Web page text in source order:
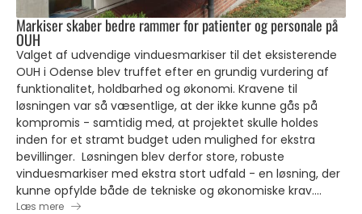
Markiser skaber bedre rammer for patienter og personale på
OUH
Valget af udvendige vinduesmarkiser til det eksisterende
OUH i Odense blev truffet efter en grundig vurdering af
funktionalitet, holdbarhed og økonomi. Kravene til
løsningen var så væsentlige, at der ikke kunne gås på
kompromis - samtidig med, at projektet skulle holdes
inden for et stramt budget uden mulighed for ekstra
bevillinger. Løsningen blev derfor store, robuste
vinduesmarkiser med ekstra stort udfald - en løsning, der
kunne opfylde både de tekniske og økonomiske krav....
Læs mere